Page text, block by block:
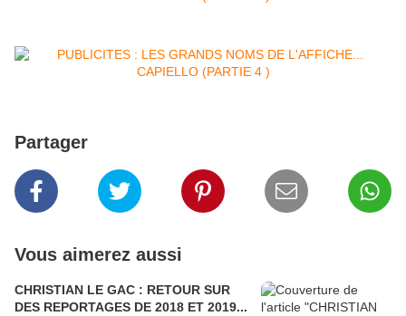
Partager
Vous aimerez aussi
CHRISTIAN LE GAC : RETOUR SUR
DES REPORTAGES DE 2018 ET 2019...